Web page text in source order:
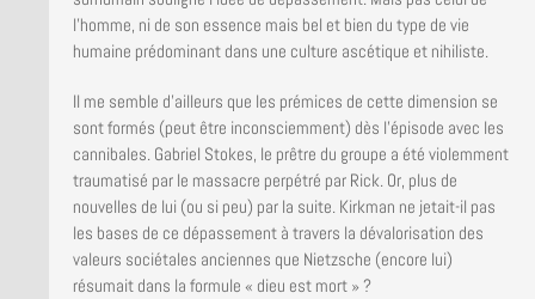
l’homme, ni de son essence mais bel et bien du type de vie
humaine prédominant dans une culture ascétique et nihiliste.
Il me semble d’ailleurs que les prémices de cette dimension se
sont formés (peut être inconsciemment) dès l’épisode avec les
cannibales. Gabriel Stokes, le prêtre du groupe a été violemment
traumatisé par le massacre perpétré par Rick. Or, plus de
nouvelles de lui (ou si peu) par la suite. Kirkman ne jetait-il pas
les bases de ce dépassement à travers la dévalorisation des
valeurs sociétales anciennes que Nietzsche (encore lui)
résumait dans la formule « dieu est mort » ?